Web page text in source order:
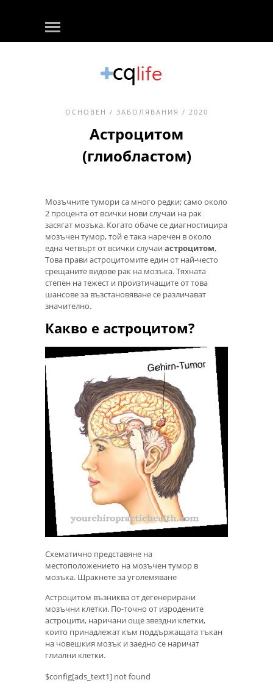
ОСНОВЕН / ЗАБОЛЯВАНИЯ / 2020
Астроцитом
(глиобластом)
Мозъчните тумори са много редки; само около
2 процента от всички нови случаи на рак
засягат мозъка. Когато обаче се диагностицира
мозъчен тумор, той е така наречен в около
една четвърт от всички случаи астроцитом,
Това прави астроцитомите един от най-често
срещаните видове рак на мозъка. Тяхната
степен на тежест и произтичащите от това
шансове за възстановяване се различават
значително.
Какво е астроцитом?
Схематично представяне на
местоположението на мозъчен тумор в
мозъка. Щракнете за уголемяване
Астроцитом възниква от дегенерирани
мозъчни клетки. По-точно от изродените
астроцити, наричани още звездни клетки,
които принадлежат към поддържащата тъкан
на човешкия мозък и заедно се наричат ​​
глиални клетки.
$config[ads_text1] not found